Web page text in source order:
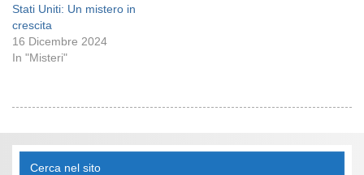
Stati Uniti: Un mistero in
crescita
16 Dicembre 2024
In "Misteri"
Cerca nel sito